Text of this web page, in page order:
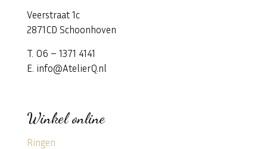
Veerstraat 1c
2871CD Schoonhoven
T. 06 – 1371 4141
E. info@AtelierQ.nl
Winkel online
Ringen